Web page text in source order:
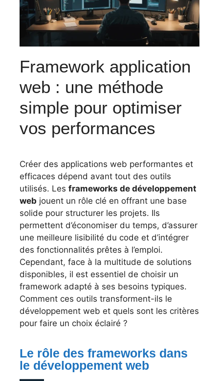
Framework application
web : une méthode
simple pour optimiser
vos performances
Créer des applications web performantes et
efficaces dépend avant tout des outils
utilisés. Les frameworks de développement
web jouent un rôle clé en offrant une base
solide pour structurer les projets. Ils
permettent d’économiser du temps, d’assurer
une meilleure lisibilité du code et d’intégrer
des fonctionnalités prêtes à l’emploi.
Cependant, face à la multitude de solutions
disponibles, il est essentiel de choisir un
framework adapté à ses besoins typiques.
Comment ces outils transforment-ils le
développement web et quels sont les critères
pour faire un choix éclairé ?
Le rôle des frameworks dans
le développement web